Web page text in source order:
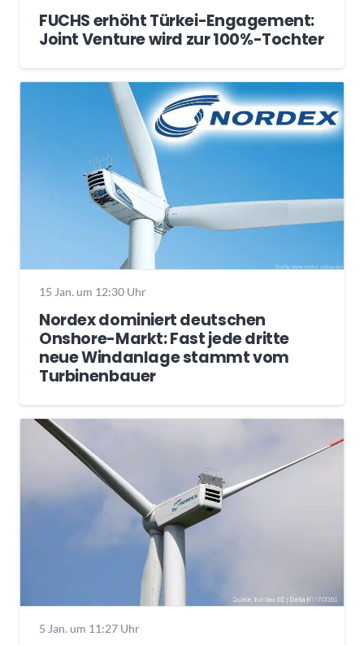
FUCHS erhöht Türkei-Engagement:
Joint Venture wird zur 100%-Tochter
15 Jan. um 12:30 Uhr
Nordex dominiert deutschen
Onshore-Markt: Fast jede dritte
neue Windanlage stammt vom
Turbinenbauer
5 Jan. um 11:27 Uhr